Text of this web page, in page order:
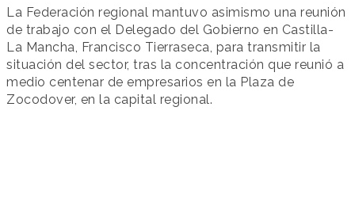
La Federación regional mantuvo asimismo una reunión
de trabajo con el Delegado del Gobierno en Castilla-
La Mancha, Francisco Tierraseca, para transmitir la
situación del sector, tras la concentración que reunió a
medio centenar de empresarios en la Plaza de
Zocodover, en la capital regional.